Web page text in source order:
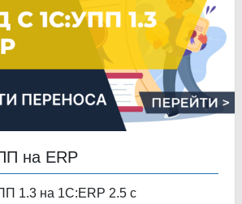
на ERP
1.3 на 1С:ERP 2.5 с